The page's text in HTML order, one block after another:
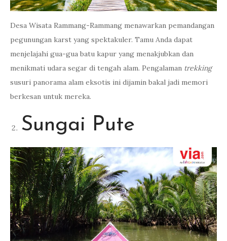
Desa Wisata Rammang-Rammang menawarkan pemandangan
pegunungan karst yang spektakuler. Tamu Anda dapat
menjelajahi gua-gua batu kapur yang menakjubkan dan
menikmati udara segar di tengah alam. Pengalaman trekking
susuri panorama alam eksotis ini dijamin bakal jadi memori
berkesan untuk mereka.
Sungai Pute